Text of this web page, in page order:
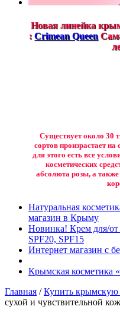
Новая линейка
: Crimean Queen
Существует около 30
сортов произрастает
для этого есть все
косметических
абсолюта розы, а также
Натуральная
магазин в Крыму
Новинка! Крем для/от
SPF20, SPF15
Интернет магазин с
Крымская косметика
Главная /Купить крымскую
сухой и чувствительной